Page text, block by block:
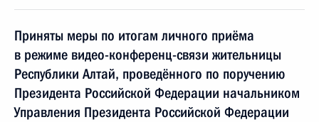
Приняты меры по итогам личного приёма
в режиме видео-конференц-связи жительницы
Республики Алтай, проведённого по поручению
Президента Российской Федерации начальником
Управления Президента Российской Федерации